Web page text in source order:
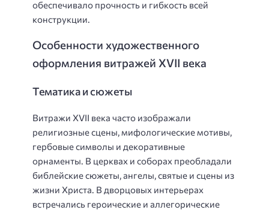
обеспечивало прочность и гибкость всей
конструкции.
Особенности художественного
оформления витражей XVII века
Тематика и сюжеты
Витражи XVII века часто изображали
религиозные сцены, мифологические мотивы,
гербовые символы и декоративные
орнаменты. В церквах и соборах преобладали
библейские сюжеты, ангелы, святые и сцены из
жизни Христа. В дворцовых интерьерах
встречались героические и аллегорические